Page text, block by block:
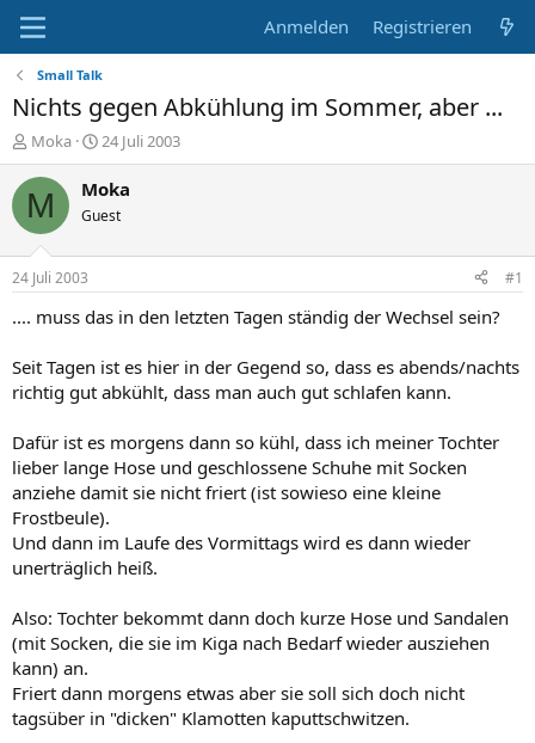
Anmelden Registrieren
Small Talk
Nichts gegen Abkühlung im Sommer, aber ...
E
r
s
t
e
Moka
E
r
s
e
t
a
24 Juli 2003
M Moka
Guest
24 Juli 2003 #1
.... muss das in den letzten Tagen ständig der Wechsel sein?
Seit Tagen ist es hier in der Gegend so, dass es abends/nachts
richtig gut abkühlt, dass man auch gut schlafen kann.
Dafür ist es morgens dann so kühl, dass ich meiner Tochter
lieber lange Hose und geschlossene Schuhe mit Socken
anziehe damit sie nicht friert (ist sowieso eine kleine
Frostbeule).
Und dann im Laufe des Vormittags wird es dann wieder
unerträglich heiß.
Also: Tochter bekommt dann doch kurze Hose und Sandalen
(mit Socken, die sie im Kiga nach Bedarf wieder ausziehen
kann) an.
Friert dann morgens etwas aber sie soll sich doch nicht
tagsüber in "dicken" Klamotten kaputtschwitzen.